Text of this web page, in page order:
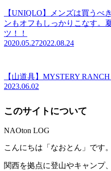
【UNIQLO】メンズは買うべ
ンもオフもしっかりこなす。
ツ！！
2020.05.272022.08.24
【山道具】MYSTERY RANCH
2023.06.02
このサイトについて
NAOton LOG
こんにちは「なおとん」です。
関西を拠点に登山やキャンプ